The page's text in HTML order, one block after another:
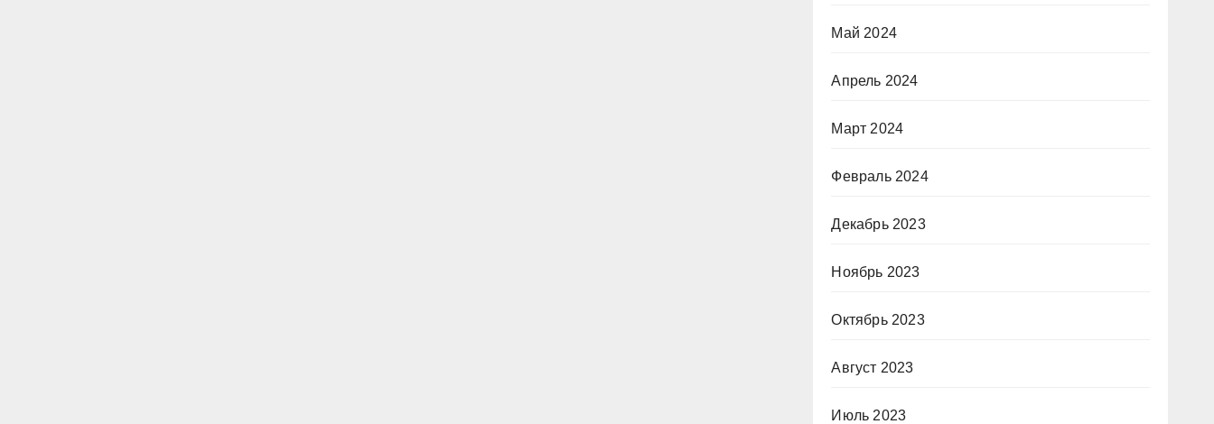
Май 2024
Апрель 2024
Март 2024
Февраль 2024
Декабрь 2023
Ноябрь 2023
Октябрь 2023
Август 2023
Июль 2023